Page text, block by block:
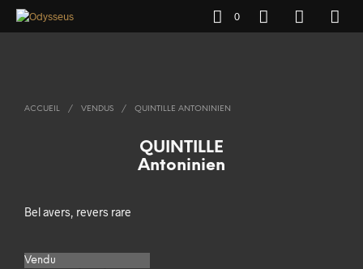
0
ACCUEIL / VENDUS / QUINTILLE ANTONINIEN
QUINTILLE
Antoninien
Bel avers, revers rare
Vendu